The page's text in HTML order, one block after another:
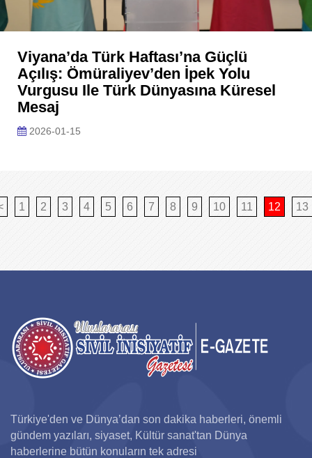
Viyana’da Türk Haftası’na Güçlü
Açılış: Ömüraliyev’den İpek Yolu
Vurgusu Ile Türk Dünyasına Küresel
Mesaj
2026-01-15
1 2 3 4 5 6 7 8 9 10 11 12 13
Türkiye'den ve Dünya’dan son dakika haberleri, önemli
gündem yazıları, siyaset, Kültür sanat'tan Dünya
haberlerine bütün konuların tek adresi